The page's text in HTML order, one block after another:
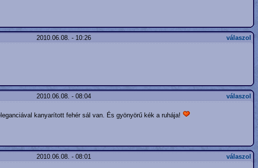
2010.06.08. - 10:26
válaszol
2010.06.08. - 08:04
válaszol
kanyarított fehér sál van. És gyönyörű kék a ruhája!
2010.06.08. - 08:01 válaszol